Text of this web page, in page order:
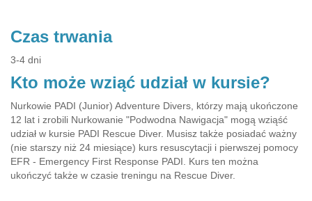
Czas trwania
3-4 dni
Kto może wziąć udział w kursie?
Nurkowie PADI (Junior) Adventure Divers, którzy mają ukończone
12 lat i zrobili Nurkowanie "Podwodna Nawigacja" mogą wziąść
udział w kursie PADI Rescue Diver. Musisz także posiadać ważny
(nie starszy niż 24 miesiące) kurs resuscytacji i pierwszej pomocy
EFR - Emergency First Response PADI. Kurs ten można
ukończyć także w czasie treningu na Rescue Diver.